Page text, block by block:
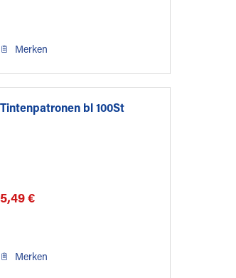
Merken
Tintenpatronen bl 100St
5,49 €
Merken